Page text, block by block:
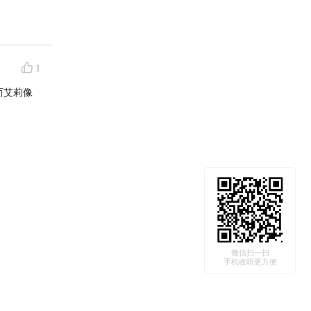
1
艾莉像
微信扫一扫
手机收听更方便